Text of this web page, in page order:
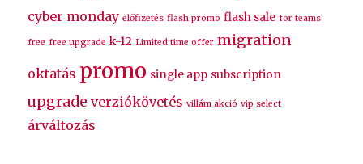
cyber monday előfizetés flash promo flash sale for teams
free free upgrade k-12 Limited time offer migration
oktatás promo single app subscription
upgrade verziókövetés villám akció vip select
árváltozás